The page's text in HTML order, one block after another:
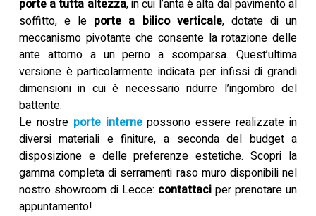
porte a tutta altezza, in cui l’anta è alta dal pavimento al
soffitto, e le porte a bilico verticale, dotate di un
meccanismo pivotante che consente la rotazione delle
ante attorno a un perno a scomparsa. Quest’ultima
versione è particolarmente indicata per infissi di grandi
dimensioni in cui è necessario ridurre l’ingombro del
battente.
Le nostre porte internepossono essere realizzate in
diversi materiali e finiture, a seconda del budget a
disposizione e delle preferenze estetiche. Scopri la
gamma completa di serramenti raso muro disponibili nel
nostro showroom di Lecce: contattaci per prenotare un
appuntamento!